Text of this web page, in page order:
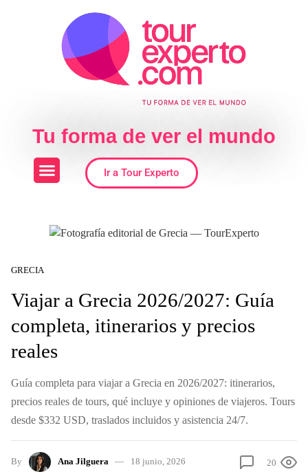
Tu forma de ver el mundo
Ir a Tour Experto
GRECIA
Viajar a Grecia 2026/2027: Guía
completa, itinerarios y precios
reales
Guía completa para viajar a Grecia en 2026/2027: itinerarios,
precios reales de tours, qué incluye y opiniones de viajeros. Tours
desde $332 USD, traslados incluidos y asistencia 24/7.
By Ana Jilguera 18 junio, 2026 20